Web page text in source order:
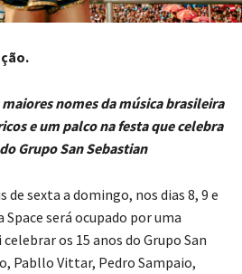
nomes da música brasileira
e um palco na festa que celebra
Grupo San Sebastian
de sexta a domingo, nos dias 8, 9 e
Space será ocupado por uma
os 15 anos do Grupo San
Pabllo Vittar, Pedro Sampaio,